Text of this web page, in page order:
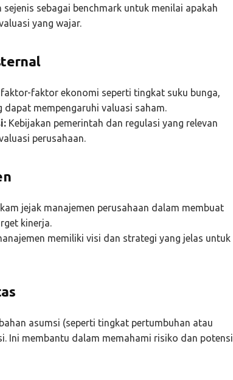
sejenis sebagai benchmark untuk menilai apakah
yang wajar.
faktor-faktor ekonomi seperti tingkat suku bunga,
mempengaruhi valuasi saham.
Kebijakan pemerintah dan regulasi yang relevan
perusahaan.
jejak manajemen perusahaan dalam membuat
kinerja.
memiliki visi dan strategi yang jelas untuk
asumsi (seperti tingkat pertumbuhan atau
Ini membantu dalam memahami risiko dan potensi